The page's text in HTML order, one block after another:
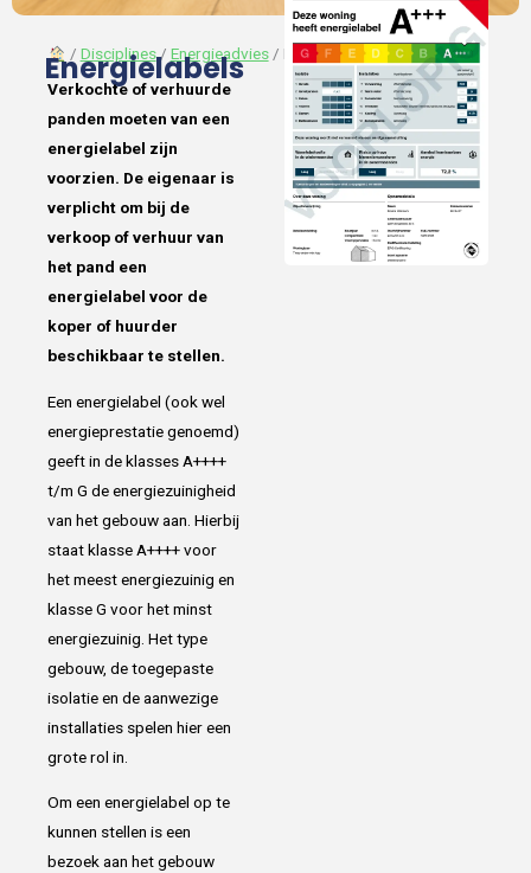
/ Disciplines/ Energieadvies/ Energielabels
Energielabels
Verkochte of verhuurde
panden moeten van een
energielabel zijn
voorzien. De eigenaar is
verplicht om bij de
verkoop of verhuur van
het pand een
energielabel voor de
koper of huurder
beschikbaar te stellen.
Een energielabel (ook wel
energieprestatie genoemd)
geeft in de klasses A++++
t/m G de energiezuinigheid
van het gebouw aan. Hierbij
staat klasse A++++ voor
het meest energiezuinig en
klasse G voor het minst
energiezuinig. Het type
gebouw, de toegepaste
isolatie en de aanwezige
installaties spelen hier een
grote rol in.
Om een energielabel op te
kunnen stellen is een
bezoek aan het gebouw